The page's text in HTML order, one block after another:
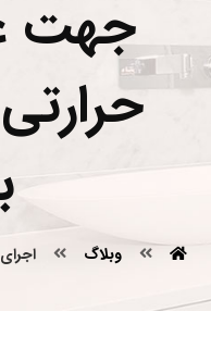
جهت
وبلاگ